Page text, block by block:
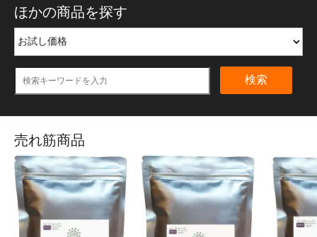
ほかの商品を探す
検索
売れ筋商品